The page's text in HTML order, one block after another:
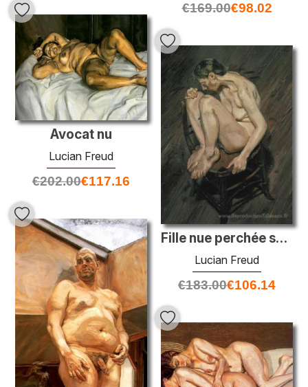
€169.00€98.02
Avocat nu
Lucian Freud
€202.00€117.16
Fille nue perchée sur une chaise
Lucian Freud
€183.00€106.14